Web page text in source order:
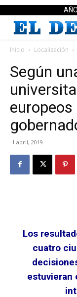
Inicio Localización
Según
1 abril, 2019
Los
cuatro
estuvieran